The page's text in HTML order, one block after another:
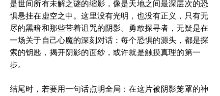
是世间所有未解之谜的缩影，像是天地之间最深层次的恐
惧悬挂在虚空之中。这里没有光明，也没有正义，只有无
尽的黑暗和那些带着诅咒的阴影。勇敢探寻者，无疑是在
一场关于自己心魔的深刻对话：每个恐惧的源头，都是探
索的钥匙，揭开阴影的面纱，或许就是触摸真理的第一
步。
结尾时，若要用一句话点明全局：在这片被阴影笼罩的神